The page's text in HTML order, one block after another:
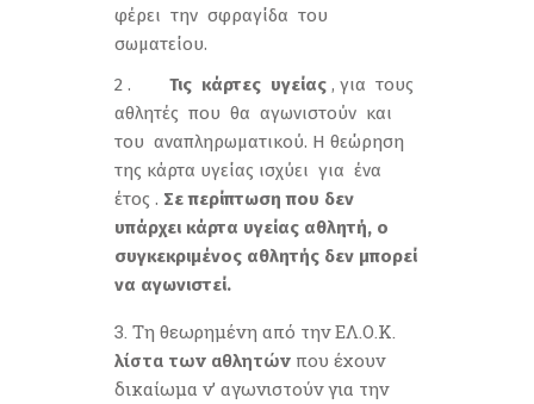
φέρει την σφραγίδα του
σωματείου.
2 . Τις κάρτες υγείας , για τους
αθλητές που θα αγωνιστούν και
του αναπληρωματικού. Η θεώρηση
της κάρτα υγείας ισχύει για ένα
έτος . Σε περίπτωση που δεν
υπάρχει κάρτα υγείας αθλητή, ο
συγκεκριμένος αθλητής δεν μπορεί
να αγωνιστεί.
Τη θεωρημένη από την ΕΛ.Ο.Κ.
λίστα των αθλητών που έχουν
δικαίωμα ν’ αγωνιστούν για την